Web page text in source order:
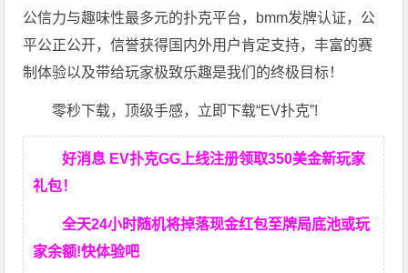
公信力与趣味性最多元的扑克平台，bmm发牌认证，公
平公正公开，信誉获得国内外用户肯定支持，丰富的赛
制体验以及带给玩家极致乐趣是我们的终极目标！
零秒下载，顶级手感，立即下载“EV扑克”!
好消息 EV扑克GG上线注册领取350美金新玩家
礼包！
全天24小时随机将掉落现金红包至牌局底池或玩
家余额!快体验吧